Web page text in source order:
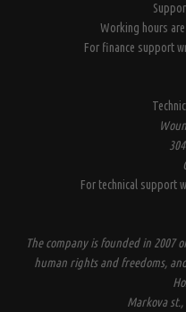
Working hours
For finance support
For technical support
The company is founded in 2007
human rights and freedoms,
Markova